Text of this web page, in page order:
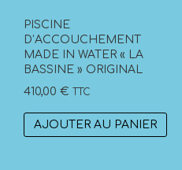
PISCINE
D’ACCOUCHEMENT
MADE IN WATER « LA
BASSINE » ORIGINAL
410,00 € TTC
AJOUTER AU PANIER